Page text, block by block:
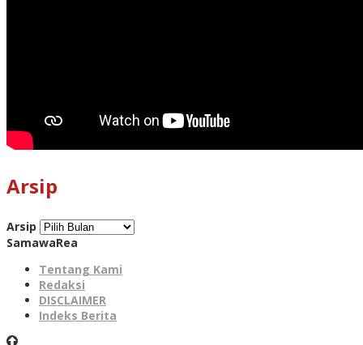
Arsip
Arsip
SamawaRea
Tentang Kami
Redaksi
DISCLAIMER
Indeks Berita